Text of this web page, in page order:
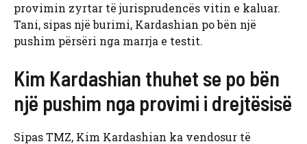
provimin zyrtar të jurisprudencës vitin e kaluar.
Tani, sipas një burimi, Kardashian po bën një
pushim përsëri nga marrja e testit.
Kim Kardashian thuhet se po bën
një pushim nga provimi i drejtësisë
Sipas TMZ, Kim Kardashian ka vendosur të